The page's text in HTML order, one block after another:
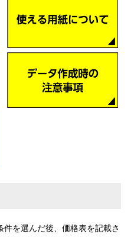
を選んだ後、価格表を記載さ